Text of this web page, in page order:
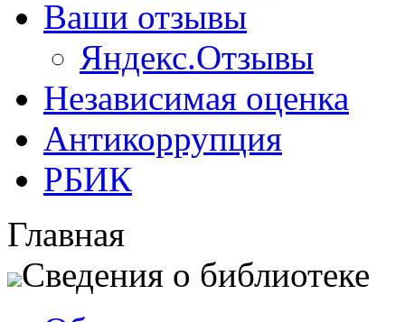
Ваши отзывы
Яндекс.Отзывы
Независимая оценка
Антикоррупция
РБИК
Главная
Сведения о библиотеке